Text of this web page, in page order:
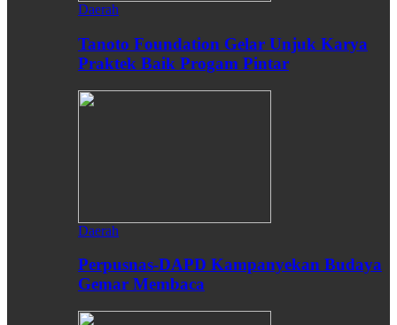
Daerah
Tanoto Foundation Gelar Unjuk Karya
Praktek Baik Progam Pintar
Daerah
Perpusnas-DAPD Kampanyekan Budaya
Gemar Membaca